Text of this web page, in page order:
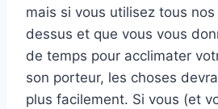
mais si vous utilisez tous
dessus et que vous vous
de temps pour acclimater
son porteur, les choses
plus facilement. Si vous (et